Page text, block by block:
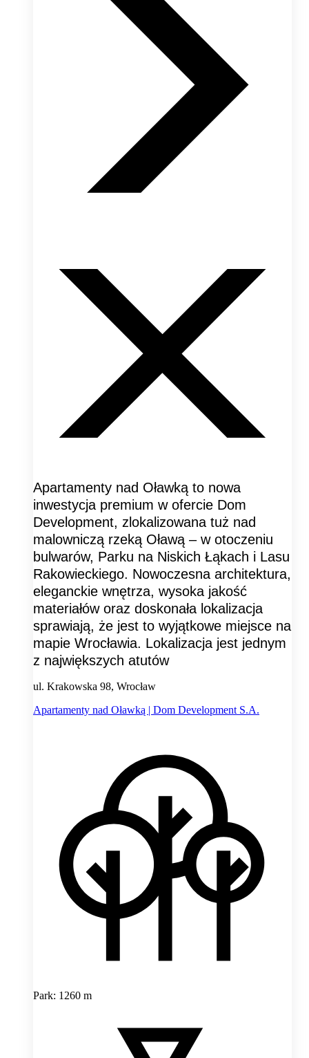
Apartamenty nad Oławką to nowa
inwestycja premium w ofercie Dom
Development, zlokalizowana tuż nad
malowniczą rzeką Oławą – w otoczeniu
bulwarów, Parku na Niskich Łąkach i Lasu
Rakowieckiego. Nowoczesna architektura,
eleganckie wnętrza, wysoka jakość
materiałów oraz doskonała lokalizacja
sprawiają, że jest to wyjątkowe miejsce na
mapie Wrocławia. Lokalizacja jest jednym
z największych atutów
ul. Krakowska 98, Wrocław
Apartamenty nad Oławką | Dom Development S.A.
Park: 1260 m